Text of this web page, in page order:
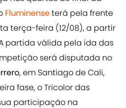
Fluminenseterá pela frente
terça-feira (12/08), a partir
partida válida pela ida das
será disputada no
, em Santiago de Cali,
fase, o Tricolor das
participação na